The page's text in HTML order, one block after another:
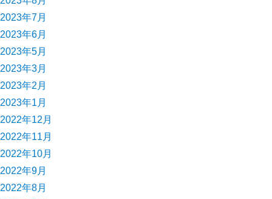
2023年7月
2023年6月
2023年5月
2023年3月
2023年2月
2023年1月
2022年12月
2022年11月
2022年10月
2022年9月
2022年8月